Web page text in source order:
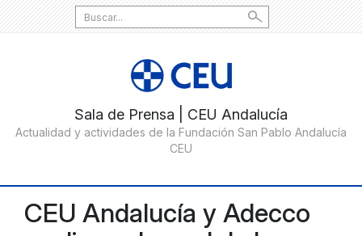
Search
for:
CEU Andalucía y Adecco